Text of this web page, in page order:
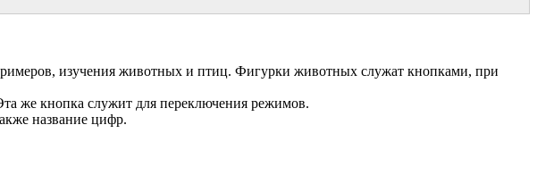
изучения животных и птиц. Фигурки животных служат кнопками, при
же кнопка служит для переключения режимов.
название цифр.